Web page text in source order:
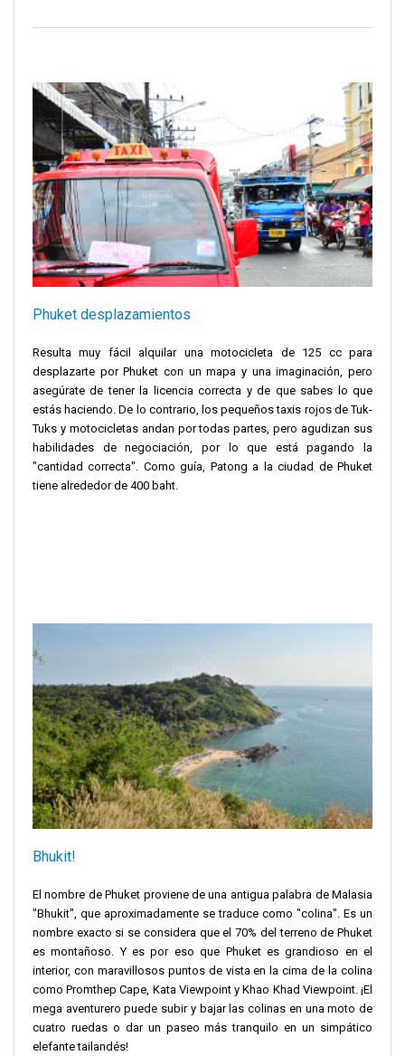
Phuket desplazamientos
Resulta muy fácil alquilar una motocicleta de 125 cc para
desplazarte por Phuket con un mapa y una imaginación, pero
asegúrate de tener la licencia correcta y de que sabes lo que
estás haciendo. De lo contrario, los pequeños taxis rojos de Tuk-
Tuks y motocicletas andan por todas partes, pero agudizan sus
habilidades de negociación, por lo que está pagando la
"cantidad correcta". Como guía, Patong a la ciudad de Phuket
tiene alrededor de 400 baht.
Bhukit!
El nombre de Phuket proviene de una antigua palabra de Malasia
"Bhukit", que aproximadamente se traduce como "colina". Es un
nombre exacto si se considera que el 70% del terreno de Phuket
es montañoso. Y es por eso que Phuket es grandioso en el
interior, con maravillosos puntos de vista en la cima de la colina
como Promthep Cape, Kata Viewpoint y Khao Khad Viewpoint. ¡El
mega aventurero puede subir y bajar las colinas en una moto de
cuatro ruedas o dar un paseo más tranquilo en un simpático
elefante tailandés!